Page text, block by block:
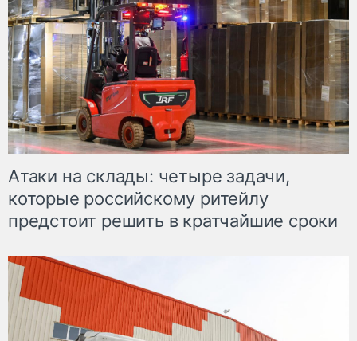
Атаки на склады: четыре задачи,
которые российскому ритейлу
предстоит решить в кратчайшие сроки